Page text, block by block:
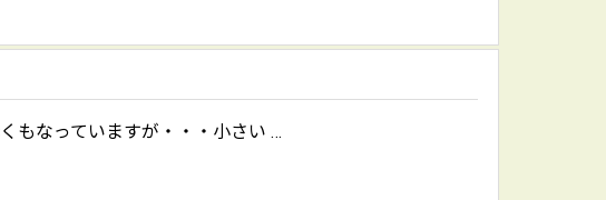
もなっていますが・・・小さい …